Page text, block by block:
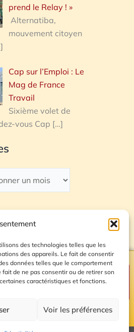
des technologies telles que les
des appareils. Le fait de consentir
données telles que le comportement
de ne pas consentir ou de retirer son
caractéristiques et fonctions.
Voir les préférences
prend le Relay ! »
Alternatiba,
mouvement citoyen
Cap sur l’Emploi : Le
Mag de France
Travail
Sixième volet de
vous Cap […]